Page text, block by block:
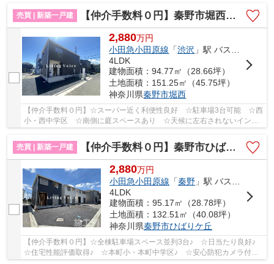
売買 | 新築一戸建
【仲介手数料０円】秦野市堀西第26 新築一戸建て
2,880万円
小田急小田原線 「渋沢 」駅 バス4分 「堀川（神奈川県）」 停歩4分
4LDK
建物面積：94.77㎡（28.66坪）
土地面積：151.25㎡（45.75坪）
神奈川県秦野市堀西
【仲介手数料０円】☆スーパー近く利便性良好 ☆駐車場3台可能 ☆西
小・西中学区 ☆南側に庭スペースあり ☆天候に左右されないインナ
売買 | 新築一戸建
【仲介手数料０円】秦野市ひばりヶ丘第2 新築一戸建て 全4棟
2,880万円
小田急小田原線 「秦野」駅 バス2分 「バス停」 停歩13分
4LDK
建物面積：95.17㎡（28.78坪）
土地面積：132.51㎡（40.08坪）
神奈川県秦野市ひばりケ丘
【仲介手数料０円】☆全棟駐車場スペース並列3台♪ ☆日当たり良好♪
☆住宅性能評価取得♪ ☆本町小・本町中学区♪ ☆安心防犯カメラ付き♪